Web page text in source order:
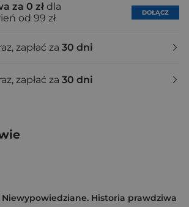
za 0 zł dla
od 99 zł
DOŁĄCZ
zapłać za 30 dni
zapłać za 30 dni
Niewypowiedziane. Historia prawdziwa